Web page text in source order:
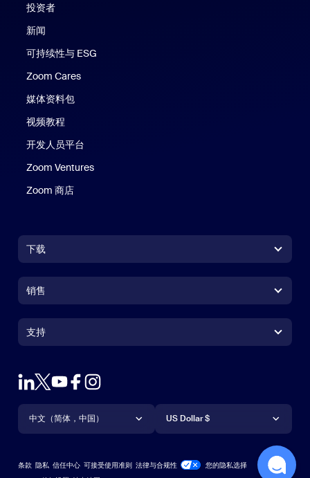
投资者
新闻
可持续性与 ESG
Zoom Cares
媒体资料包
视频教程
开发人员平台
Zoom Ventures
Zoom 商店
下载
Zoom Rooms 应用Zoom Rooms 应用
Zoom Rooms Controller
Outlook 插件
Android 应用Android 应用
销售
联系销售人员
申请演示
网络研讨会和活动
Zoom 体验中心Zoom 体验中心
Zoom for StartupsZoom for Startups
支持
支持
账户
学习中心
语言
中文（简体，中国）
English
货币
US Dollar $
条款 隐私 信任中心 可接受使用准则 法律与合规性
您的隐私选择